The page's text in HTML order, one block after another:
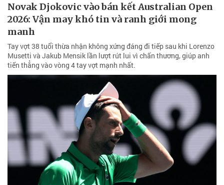
Novak Djokovic vào bán kết Australian Open
2026: Vận may khó tin và ranh giới mong
manh
Tay vợt 38 tuổi thừa nhận không xứng đáng đi tiếp sau khi Lorenzo
Musetti và Jakub Mensik lần lượt rút lui vì chấn thương, giúp anh
tiến thẳng vào vòng 4 tay vợt mạnh nhất.